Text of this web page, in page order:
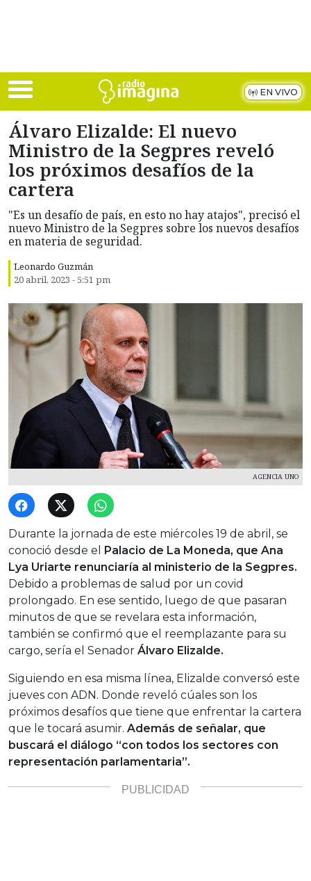
EN VIVO
Álvaro Elizalde: El nuevo
Ministro de la Segpres reveló
los próximos desafíos de la
cartera
"Es un desafío de país, en esto no hay atajos", precisó el
nuevo Ministro de la Segpres sobre los nuevos desafíos
en materia de seguridad.
Leonardo Guzmán
20 abril, 2023 - 5:51 pm
AGENCIA UNO
Durante la jornada de este miércoles 19 de abril, se
conoció desde el
Palacio de La Moneda, que Ana
Lya Uriarte renunciaría al ministerio de la Segpres.
Debido a problemas de salud por un covid
prolongado. En ese sentido, luego de que pasaran
minutos de que se revelara esta información,
también se confirmó que el reemplazante para su
cargo, sería el Senador Álvaro Elizalde.
Siguiendo en esa misma línea, Elizalde conversó este
jueves con ADN. Donde reveló cúales son los
próximos desafíos que tiene que enfrentar la cartera
que le tocará asumir. Además de señalar, que
buscará el diálogo “con todos los sectores con
representación parlamentaria”.